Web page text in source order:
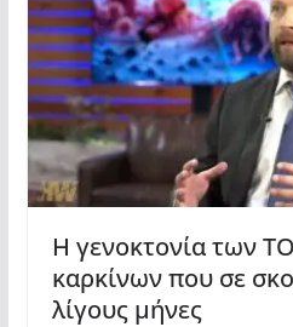
Η γενοκτονία των
καρκίνων που σε
λίγους μήνες